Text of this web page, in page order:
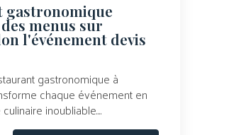
gastronomique
menus sur
l'événement devis
gastronomique à
chaque événement en
inoubliable....